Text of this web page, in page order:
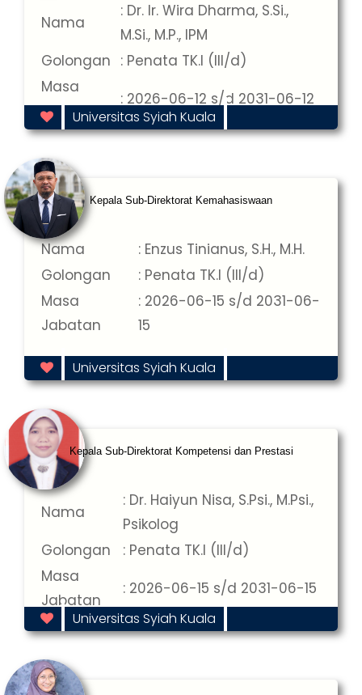
Nama
: Dr. Ir. Wira Dharma, S.Si.,
M.Si., M.P., IPM
Golongan : Penata TK.I (III/d)
Masa
Jabatan
: 2026-06-12 s/d 2031-06-12
Universitas Syiah Kuala
Kepala Sub-Direktorat Kemahasiswaan
Nama
: Enzus Tinianus, S.H., M.H.
Golongan
: Penata TK.I (III/d)
Masa
Jabatan
: 2026-06-15 s/d 2031-06-
15
Universitas Syiah Kuala
Kepala Sub-Direktorat Kompetensi dan Prestasi
Nama
: Dr. Haiyun Nisa, S.Psi., M.Psi.,
Psikolog
Golongan
: Penata TK.I (III/d)
Masa
Jabatan
: 2026-06-15 s/d 2031-06-15
Universitas Syiah Kuala